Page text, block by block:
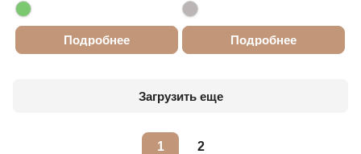
Подробнее Подробнее
Загрузить еще
1 2